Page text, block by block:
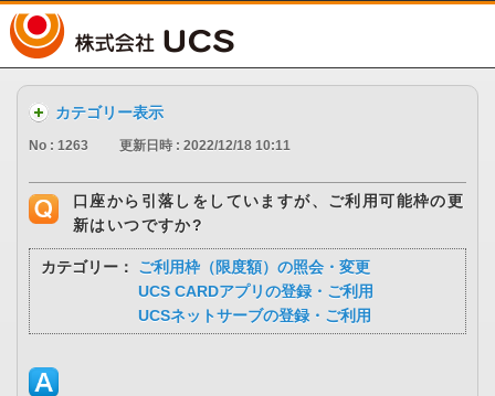
カテゴリー表示
No : 1263 更新日時 : 2022/12/18 10:11
口座から引落しをしていますが、ご利用可能枠の更
新はいつですか?
カテゴリー：
ご利用枠（限度額）の照会・変更
UCS CARDアプリの登録・ご利用
UCSネットサーブの登録・ご利用